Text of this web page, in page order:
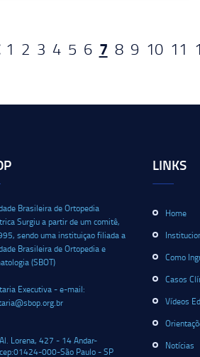
1 2 3 4 5 6 7 8 9 10 11
Brasileira de Ortopedia
Surgiu a partir de um comitê,
sendo uma instituiçao filiada a
Brasileira de Ortopedia e
(SBOT)
Executiva - e-mail:
Al. Lorena, 427 - 14 Andar-
cep:01424-000-São Paulo - SP
LINKS
Home
Como
Casos
Vídeos
Notícias